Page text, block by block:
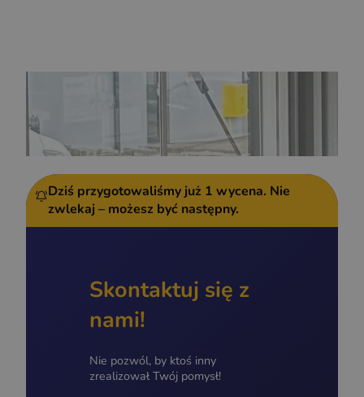
Dziś przygotowaliśmy już 1 wycena. Nie
zwlekaj – możesz być następny.
Skontaktuj się z
nami!
Nie pozwól, by ktoś inny
zrealizował Twój pomysł!